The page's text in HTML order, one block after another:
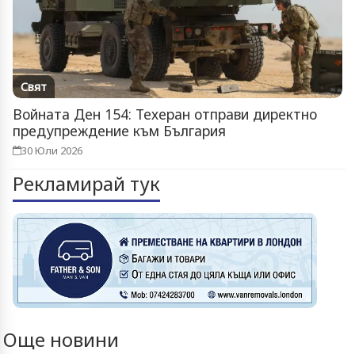
Свят
Войната Ден 154: Техеран отправи директно
предупреждение към България
30 Юли 2026
Рекламирай тук
Още новини